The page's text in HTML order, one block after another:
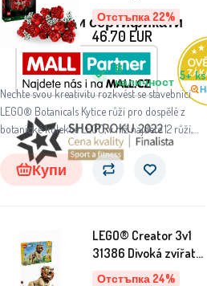
Отстъпка 22%
Nechte svou kreativitu rozkvést se stavebnicí
LEGO® Botanicals Kytice růží pro dospělé z
botanické kolekce LEGO, v níž najdete 12 růží,
které představují nadčasový dárek.
В
наличност 5+ ks
46.70 EUR
Купи
Отстъпка 24%
LEGO® Creator 3v1
31386 Divoká zvířata:
Majestátní lev
Награди и сертификати